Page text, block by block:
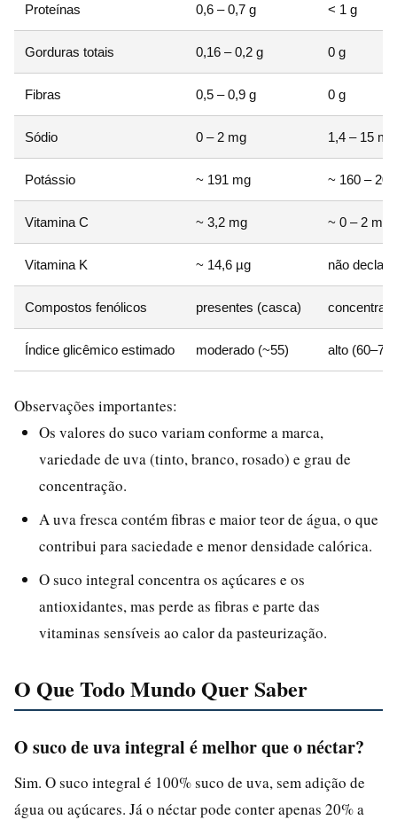
Proteínas 0,6 – 0,7 g < 1 g
Gorduras totais 0,16 – 0,2 g 0 g
Fibras 0,5 – 0,9 g 0 g
Sódio 0 – 2 mg 1,4 – 15 mg
Potássio ~ 191 mg ~ 160 –
Vitamina C ~ 3,2 mg ~ 0 – 2 mg
Vitamina K ~ 14,6 µg não
Compostos fenólicos presentes (casca)
Índice glicêmico estimado moderado (~55) alto (60–70)
Observações importantes:
Os valores do suco variam conforme a marca,
variedade de uva (tinto, branco, rosado) e grau de
concentração.
A uva fresca contém fibras e maior teor de água, o que
contribui para saciedade e menor densidade calórica.
O suco integral concentra os açúcares e os
antioxidantes, mas perde as fibras e parte das
vitaminas sensíveis ao calor da pasteurização.
O Que Todo Mundo Quer Saber
O suco de uva integral é melhor que o néctar?
Sim. O suco integral é 100% suco de uva, sem adição de
água ou açúcares. Já o néctar pode conter apenas 20% a